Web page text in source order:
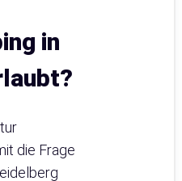
in
die Frage